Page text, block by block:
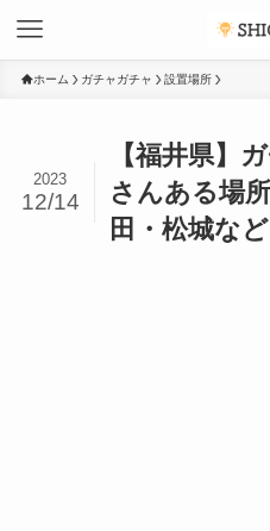
ホーム ガチャガチャ 設置場所
【福井県】
さんある場
田・松城など
2023
12/14